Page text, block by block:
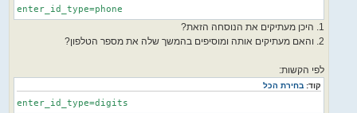
enter_id_type=phone
1. היכן מעתיקים את הנוסחה הזאת?
2. והאם מעתיקים אותה ומוסיפים בהמשך שלה את מספר הטלפון?
לפי הקשות:
קוד: בחירת הכל
enter_id_type=digits